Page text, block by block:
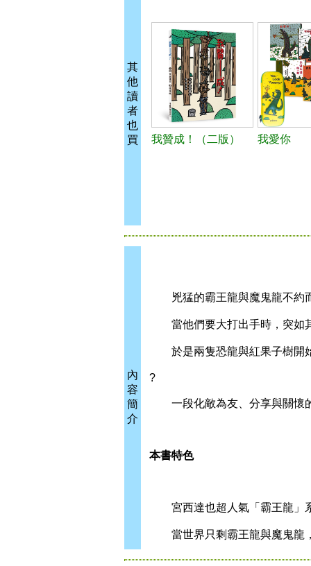
其
他
讀
者
也
買
我贊成！（二版） 我愛你
內
容
簡
介
兇猛的霸王龍與魔鬼龍不約
當他們要大打出手時，突如
於是兩隻恐龍與紅果子樹開
?
一段化敵為友、分享與關懷
本書特色
宮西達也超人氣「霸王龍」
當世界只剩霸王龍與魔鬼龍